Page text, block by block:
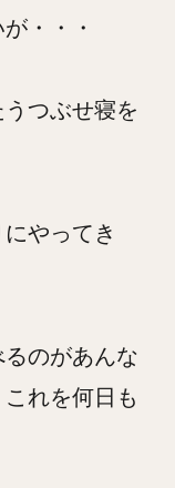
・・・
つぶせ寝を
やってき
のがあんな
れを何日も